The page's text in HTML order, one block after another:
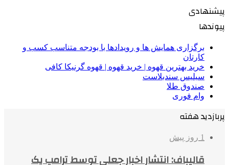
پیشنهادی
پیوندها
برگزاری همایش ها و رویدادها با بودجه متناسب کسب و
کارتان
خرید بهترین قهوه | خرید قهوه | قهوه گرنیکا کافی
سیلیس سندبلاست
صندوق طلا
وام فوری
پربازدید هفته
1 روز پیش
قالیباف: انتشار اخبار جعلی توسط ترامپ یک